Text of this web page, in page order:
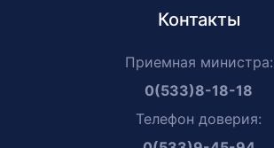
Контакты
Приемная министра:
0(533)8-18-18
Телефон доверия: